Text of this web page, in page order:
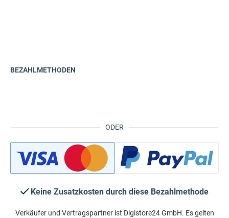
ODER
BEZAHLMETHODEN
Keine Zusatzkosten durch diese Bezahlmethode
Verkäufer und Vertragspartner ist Digistore24 GmbH. Es gelten